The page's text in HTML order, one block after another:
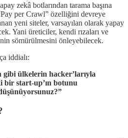
zekâ botlarından tarama başına
per Crawl” özelliğini devreye
yeni siteler, varsayılan olarak yapay
Yani üreticiler, kendi rızaları ve
sömürülmesini önleyebilecek.
iddialı:
ülkelerin hacker’larıyla
bir start-up’ın botunu